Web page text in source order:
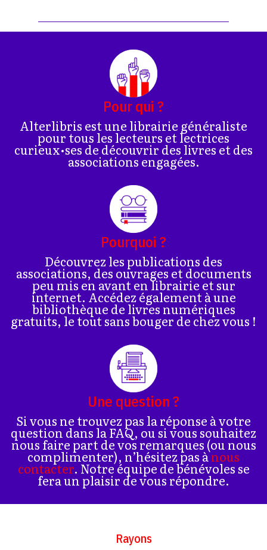
Pour qui ?
Alterlibris est une librairie généraliste
pour tous les lecteurs et lectrices
curieux•ses de découvrir des livres et des
associations engagées.
Pourquoi ?
Découvrez les publications des
associations, des ouvrages et documents
peu mis en avant en librairie et sur
internet. Accédez également à une
bibliothèque de livres numériques
gratuits, le tout sans bouger de chez vous !
Une question ?
Si vous ne trouvez pas la réponse à votre
question dans la FAQ, ou si vous souhaitez
nous faire part de vos remarques (ou nous
complimenter), n’hésitez pas ànous
contacter. Notre équipe de bénévoles se
fera un plaisir de vous répondre.
Rayons